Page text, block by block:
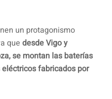
un protagonismo
que desde Vigo y
se montan las baterías
fabricados por